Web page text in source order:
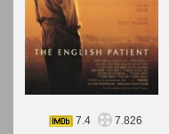
7.4
7.826